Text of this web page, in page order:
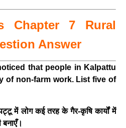
Chapter 7 Rural
Answer
that people in Kalpattu
of non-farm work. List five of
में लोग कई तरह के गैर-कृषि कार्यों में